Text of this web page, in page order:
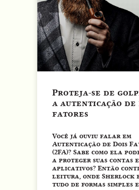
Proteja-se de
a autenticação de
fatores
Você já ouviu falar em
Autenticação de Dois
(2FA)? Sabe como ela
a proteger suas contas
aplicativos? Então
leitura, onde Sherlock
tudo de formas simples